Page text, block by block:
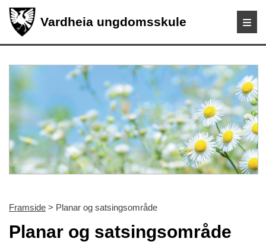
Vardheia ungdomsskule
Framside > Planar og satsingsområde
Planar og satsingsområde